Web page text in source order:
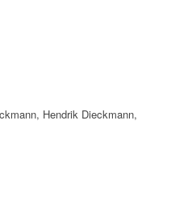
Hendrik Dieckmann,